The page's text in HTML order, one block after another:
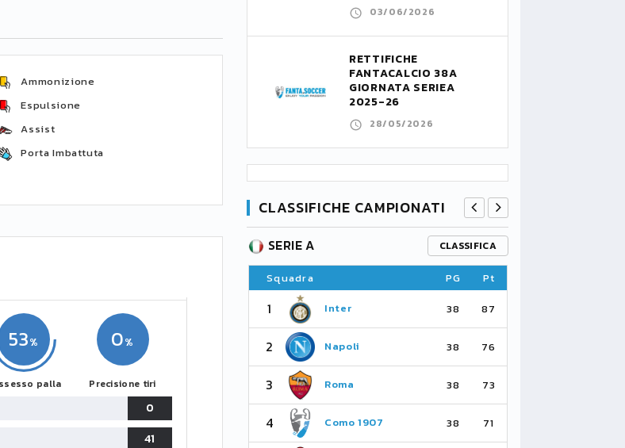
Ammonizione
Espulsione
Assist
Porta Imbattuta
53
palla
0
Precisione tiri
0
41
03/06/2026
RETTIFICHE
FANTACALCIO 38A
GIORNATA SERIEA
2025-26
28/05/2026
CLASSIFICHE CAMPIONATI
Como 1907
Venezia
38
SERIE A CLASSIFICA
Squadra PG Pt
1 Inter 38 87
2 Napoli 38 76
3 Roma 38 73
4 Como 1907 38 71